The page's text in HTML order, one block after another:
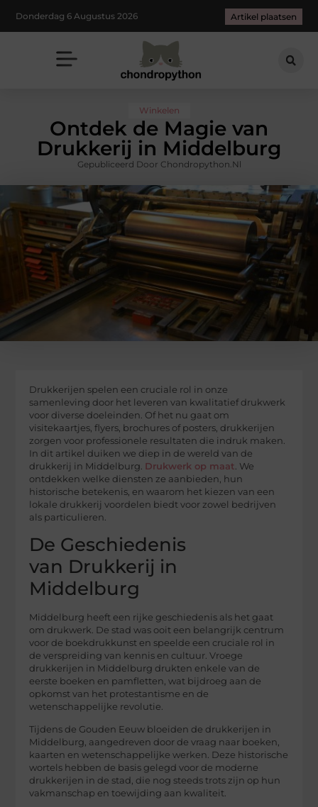
Donderdag 6 Augustus 2026 Artikel plaatsen
Winkelen
Ontdek de Magie van
Drukkerij in Middelburg
Gepubliceerd Door Chondropython.nl
Drukkerijen spelen een cruciale rol in onze
samenleving door het leveren van kwalitatief drukwerk
voor diverse doeleinden. Of het nu gaat om
visitekaartjes, flyers, brochures of posters, drukkerijen
zorgen voor professionele resultaten die indruk maken.
In dit artikel duiken we diep in de wereld van de
drukkerij in Middelburg. Drukwerk op maat . We
ontdekken welke diensten ze aanbieden, hun
historische betekenis, en waarom het kiezen van een
lokale drukkerij voordelen biedt voor zowel bedrijven
als particulieren.
De Geschiedenis
van Drukkerij in
Middelburg
Middelburg heeft een rijke geschiedenis als het gaat
om drukwerk. De stad was ooit een belangrijk centrum
voor de boekdrukkunst en speelde een cruciale rol in
de verspreiding van kennis en cultuur. Vroege
drukkerijen in Middelburg drukten enkele van de
eerste boeken en pamfletten, wat bijdroeg aan de
opkomst van het protestantisme en de
wetenschappelijke revolutie.
Tijdens de Gouden Eeuw bloeiden de drukkerijen in
Middelburg, aangedreven door de vraag naar boeken,
kaarten en wetenschappelijke werken. Deze historische
wortels hebben de basis gelegd voor de moderne
drukkerijen in de stad, die nog steeds trots zijn op hun
vakmanschap en toewijding aan kwaliteit.